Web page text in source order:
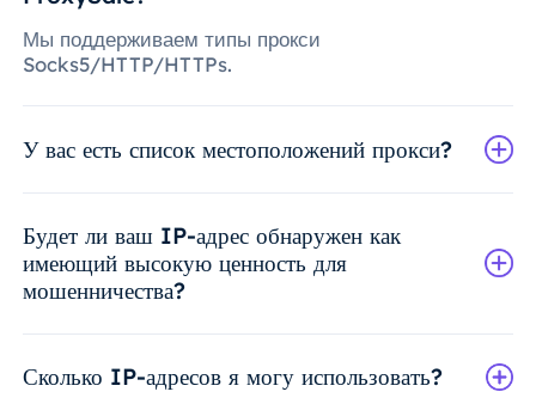
Мы поддерживаем типы прокси
Socks5/HTTP/HTTPs.
У вас есть список местоположений прокси?
Будет ли ваш IP-адрес обнаружен как
имеющий высокую ценность для
мошенничества?
Сколько IP-адресов я могу использовать?